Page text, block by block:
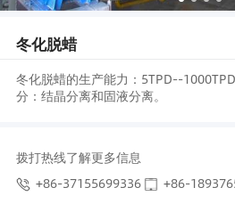
冬化脱蜡
冬化脱蜡的生产能力：5TPD--
分：结晶分离和固液分离。
拨打热线了解更多信息
+86-37155699336
+86-